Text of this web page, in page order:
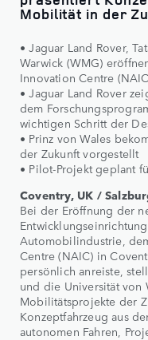
Mobilität in der
• Jaguar Land Rover,
Warwick (WMG)
Innovation Centre
• Jaguar Land Rover
dem
wichtigen Schritt der
• Prinz von Wales
der Zukunft vorgestellt
• Pilot-Projekt geplant
Coventry, UK /
Bei der Eröffnung der
Automobilindustrie,
Centre (NAIC) in
persönlich anreiste,
und die Universität von
Mobilitätsprojekte der
Konzeptfahrzeug aus
autonomen Fahren,